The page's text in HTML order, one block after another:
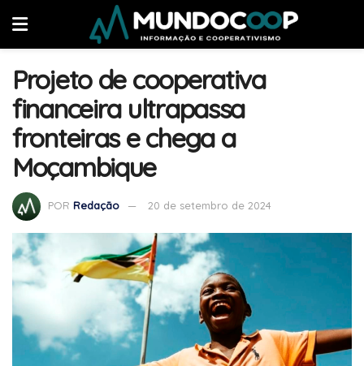
Projeto de cooperativa
financeira ultrapassa
fronteiras e chega a
Moçambique
POR Redação 20 de setembro de 2024